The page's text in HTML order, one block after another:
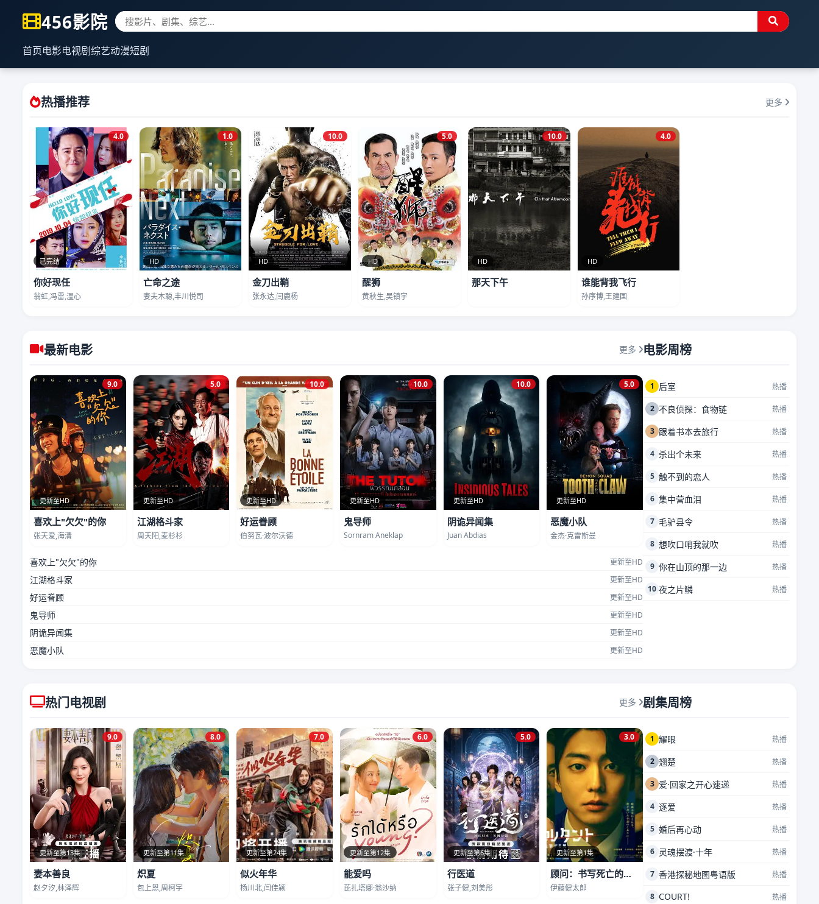
456影院
首页电影电视剧综艺动漫短剧
热播推荐 更多
已完结
4.0
你好现任
翁虹,冯雷,温心
HD
1.0
亡命之途
妻夫木聪,丰川悦司
HD
10.0
金刀出鞘
张永达,闫鹿杨
HD
5.0
醒狮
黄秋生,吴镇宇
HD
10.0
那天下午
HD
4.0
谁能背我飞行
孙序博,王建国
最新电影 更多
更新至HD
9.0
喜欢上"欠欠"的你
张天爱,海清
更新至HD
5.0
江湖格斗家
周天阳,麦杉杉
更新至HD
10.0
好运眷顾
伯努瓦·波尔沃德
更新至HD
10.0
鬼导师
Sornram Aneklap
更新至HD
10.0
阴诡异闻集
Juan Abdias
更新至HD
5.0
恶魔小队
金杰·克雷斯曼
喜欢上"欠欠"的你 更新至HD
江湖格斗家 更新至HD
好运眷顾 更新至HD
鬼导师 更新至HD
阴诡异闻集 更新至HD
恶魔小队 更新至HD
电影周榜
1 后室 热播
2 不良侦探：食物链 热播
3 跟着书本去旅行 热播
4 杀出个未来 热播
5 触不到的恋人 热播
6 集中营血泪 热播
7 毛驴县令 热播
8 想吹口哨我就吹 热播
9 你在山顶的那一边 热播
10 夜之片鳞 热播
热门电视剧 更多
更新至第13集
9.0
妻本善良
赵夕汐,林泽辉
更新至第11集
8.0
炽夏
包上恩,周柯宇
更新至第24集
7.0
似火年华
杨川北,闫佳颖
更新至第12集
6.0
能爱吗
芘扎塔娜·翁沙纳
更新至第6集
5.0
行医道
张子健,刘美彤
更新至第1集
3.0
顾问：书写死亡的男人
伊藤健太郎
剧集周榜
1 耀眼 热播
2 翘楚 热播
3 爱·回家之开心速递 热播
4 逐爱 热播
5 婚后再心动 热播
6 灵魂摆渡·十年 热播
7 香港探秘地图粤语版 热播
8 COURT! 热播